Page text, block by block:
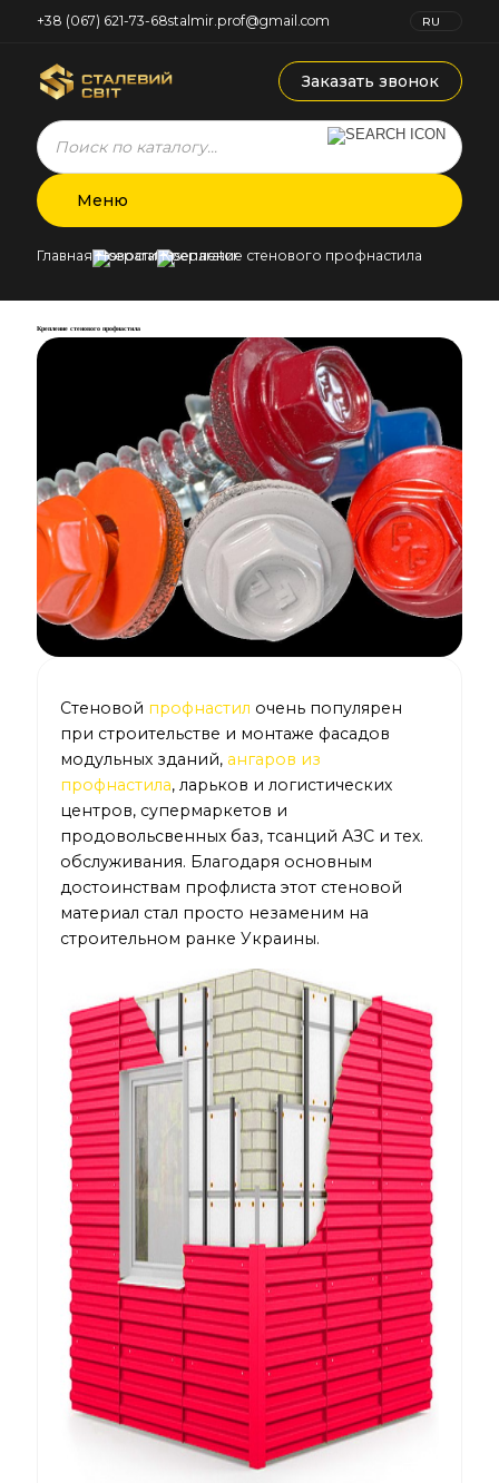
+38 (067) 621-73-68stalmir.prof@gmail.com
RU
Заказать звонок
Products
search
Меню
Главная Новости Крепление стенового профнастила
Крепление стенового профнастила
Стеновой профнастил очень популярен
при строительстве и монтаже фасадов
модульных зданий, ангаров из
профнастила, ларьков и логистических
центров, супермаркетов и
продовольсвенных баз, тсанций АЗС и тех.
обслуживания. Благодаря основным
достоинствам профлиста этот стеновой
материал стал просто незаменим на
строительном ранке Украины.